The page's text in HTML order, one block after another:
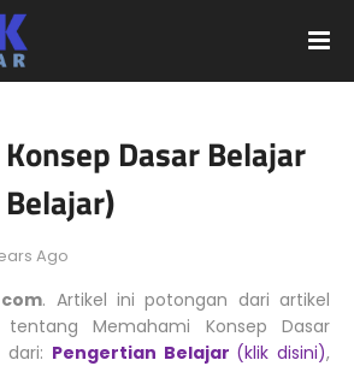
Dasar Belajar
Ago
. Artikel ini potongan dari artikel
Memahami Konsep Dasar
dari: Pengertian Belajar (klik disini),